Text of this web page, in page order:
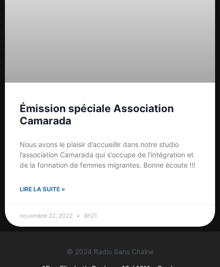
Émission spéciale Association
Camarada
Nous avons le plaisir d’accueillir dans notre studio
l’association Camarada qui s’occupe de l’intégration et
de la formation de femmes migrantes. Bonne écoute !!!
LIRE LA SUITE »
novembre 22, 2022 8h21
© 2024 Radio Sans Chaîne